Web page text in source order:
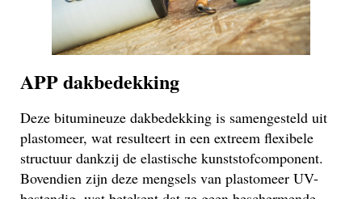
APP dakbedekking
Deze bitumineuze dakbedekking is samengesteld uit
plastomeer, wat resulteert in een extreem flexibele
structuur dankzij de elastische kunststofcomponent.
Bovendien zijn deze mengsels van plastomeer UV-